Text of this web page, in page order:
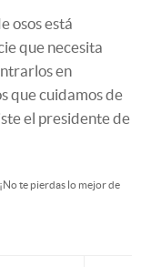
osos está
que necesita
en
que cuidamos de
el presidente de
. ¡No te pierdas lo mejor de